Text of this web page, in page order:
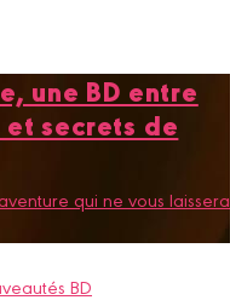
une BD entre
secrets de
qui ne vous laissera
BD